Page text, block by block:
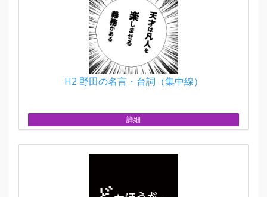
H2 野田の名言・台詞（集中線）
詳細